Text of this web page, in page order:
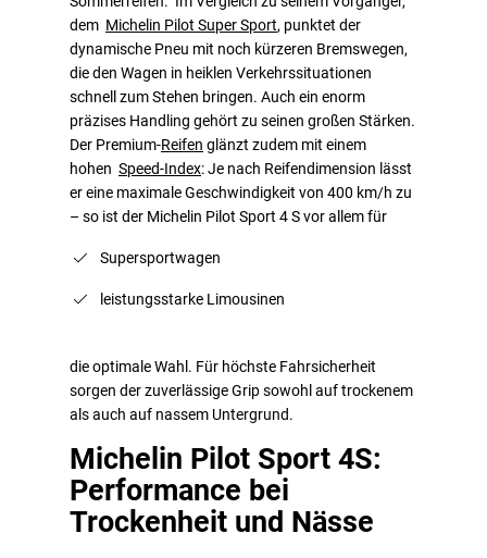
dem Michelin Pilot Super Sport, punktet der
dynamische Pneu mit noch kürzeren Bremswegen,
die den Wagen in heiklen Verkehrssituationen
schnell zum Stehen bringen. Auch ein enorm
präzises Handling gehört zu seinen großen Stärken.
Der Premium-Reifen glänzt zudem mit einem
hohen Speed-Index: Je nach Reifendimension lässt
er eine maximale Geschwindigkeit von 400 km/h zu
– so ist der Michelin Pilot Sport 4 S vor allem für
Supersportwagen
leistungsstarke Limousinen
die optimale Wahl. Für höchste Fahrsicherheit
sorgen der zuverlässige Grip sowohl auf trockenem
als auch auf nassem Untergrund.
Michelin Pilot Sport 4S:
Performance bei
Trockenheit und Nässe